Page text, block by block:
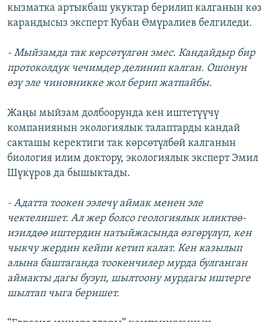
кызматка артыкбаш укуктар берилип калганын көз
карандысыз эксперт Кубан Өмүралиев белгиледи.
- Мыйзамда так көрсөтүлгөн эмес. Кандайдыр бир
протоколдук чечимдер делинип калган. Ошонун
өзү эле чиновникке жол берип жатпайбы.
Жаңы мыйзам долбоорунда кен иштетүүчү
компаниянын экологиялык талаптарды кандай
сакташы керектиги так көрсөтүлбөй калганын
биология илим доктору, экологиялык эксперт Эмил
Шүкүров да бышыктады.
- Адатта тоокен ээлечү аймак менен эле
чектелишет. Ал жер болсо геологиялык иликтөө-
изилдөө иштердин натыйжасында өзгөрүлүп, кен
чыкчу жердин кейпи кетип калат. Кен казылып
алына баштаганда тоокенчилер мурда булганган
аймакты дагы бузуп, шылтоону мурдагы иштерге
шылтап чыга беришет.